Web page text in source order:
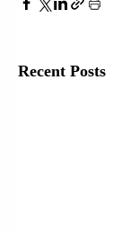
Recent Posts